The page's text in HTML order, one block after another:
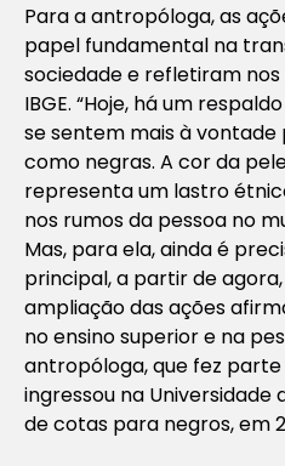
Para a antropóloga, as
papel fundamental na
sociedade e refletiram
IBGE. “Hoje, há um
se sentem mais à
como negras. A cor da
representa um lastro
nos rumos da pessoa no
Mas, para ela, ainda é
principal, a partir de
ampliação das ações
no ensino superior e na
antropóloga, que fez
ingressou na Universidade
de cotas para negros, em